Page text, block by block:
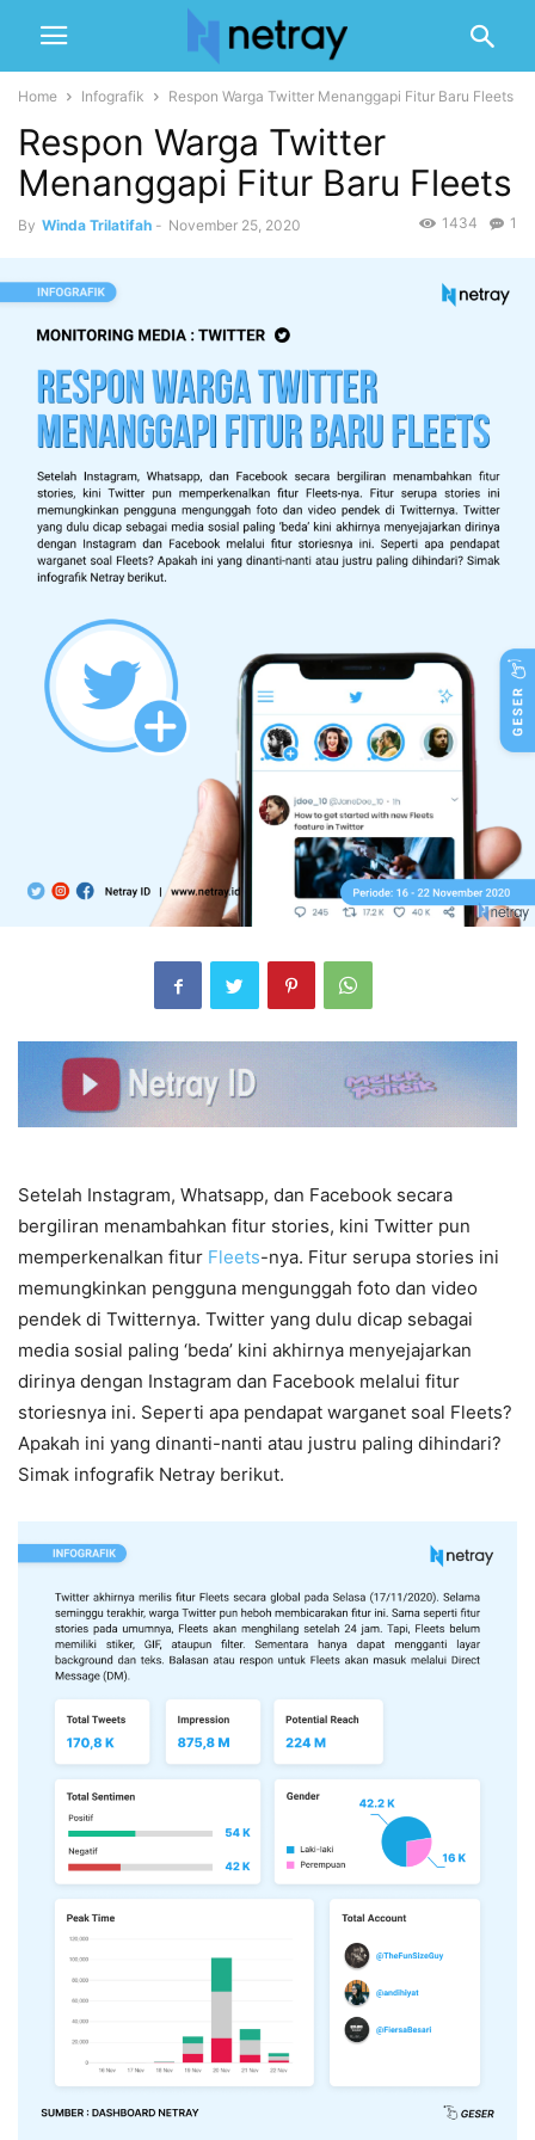
Home Infografik Respon Warga Twitter Menanggapi Fitur Baru Fleets
Respon Warga Twitter
Menanggapi Fitur Baru Fleets
By Winda Trilatifah - November 25, 2020 1
1434
Setelah Instagram, Whatsapp, dan Facebook secara
bergiliran menambahkan fitur stories, kini Twitter pun
memperkenalkan fitur Fleets-nya. Fitur serupa stories ini
memungkinkan pengguna mengunggah foto dan video
pendek di Twitternya. Twitter yang dulu dicap sebagai
media sosial paling ‘beda’ kini akhirnya menyejajarkan
dirinya dengan Instagram dan Facebook melalui fitur
storiesnya ini. Seperti apa pendapat warganet soal Fleets?
Apakah ini yang dinanti-nanti atau justru paling dihindari?
Simak infografik Netray berikut.